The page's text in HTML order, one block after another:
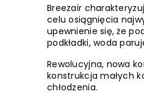
Breezair
celu osiągnięcia
upewnienie się, że
podkładki, woda
Rewolucyjna, nowa
konstrukcja małych
chłodzenia.